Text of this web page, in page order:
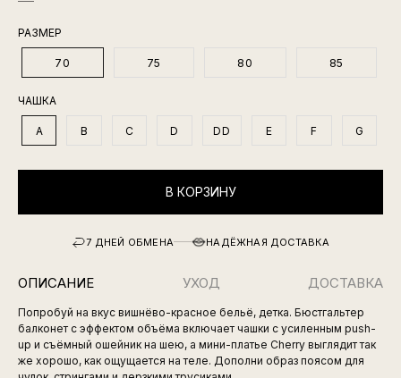
РАЗМЕР
70 75 80 85
ЧАШКА
A B C D DD E F G
В КОРЗИНУ
7 ДНЕЙ ОБМЕНА НАДЁЖНАЯ ДОСТАВКА
ОПИСАНИЕ УХОД ДОСТАВКА
Попробуй на вкус вишнёво-красное бельё, детка. Бюстгальтер
балконет с эффектом объёма включает чашки с усиленным push-
up и съёмный ошейник на шею, а мини-платье Cherry выглядит так
же хорошо, как ощущается на теле. Дополни образ поясом для